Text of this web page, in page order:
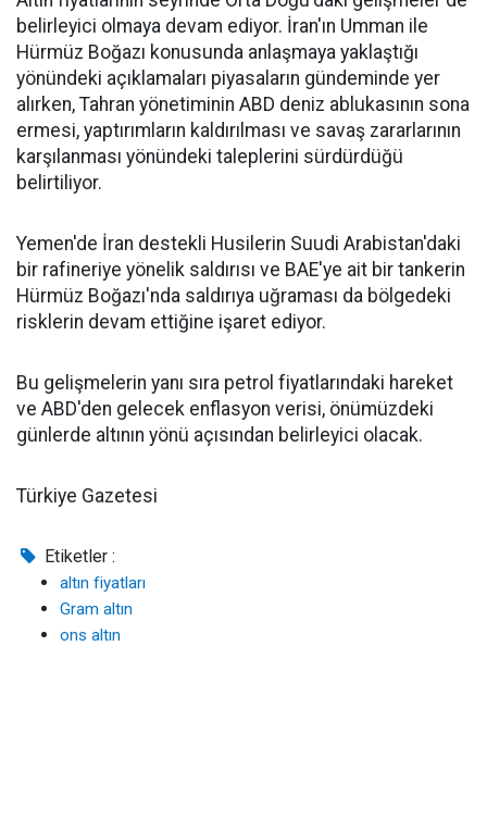
belirleyici olmaya devam ediyor. İran'ın Umman ile
Hürmüz Boğazı konusunda anlaşmaya yaklaştığı
yönündeki açıklamaları piyasaların gündeminde yer
alırken, Tahran yönetiminin ABD deniz ablukasının sona
ermesi, yaptırımların kaldırılması ve savaş zararlarının
karşılanması yönündeki taleplerini sürdürdüğü
belirtiliyor.
Yemen'de İran destekli Husilerin Suudi Arabistan'daki
bir rafineriye yönelik saldırısı ve BAE'ye ait bir tankerin
Hürmüz Boğazı'nda saldırıya uğraması da bölgedeki
risklerin devam ettiğine işaret ediyor.
Bu gelişmelerin yanı sıra petrol fiyatlarındaki hareket
ve ABD'den gelecek enflasyon verisi, önümüzdeki
günlerde altının yönü açısından belirleyici olacak.
Türkiye Gazetesi
Etiketler :
altın fiyatları
Gram altın
ons altın